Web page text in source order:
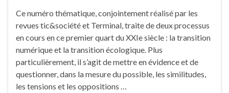
Ce numéro thématique, conjointement réalisé par les
revues tic&société et Terminal, traite de deux processus
en cours en ce premier quart du XXIe siècle : la transition
numérique et la transition écologique. Plus
particulièrement, il s’agit de mettre en évidence et de
questionner, dans la mesure du possible, les similitudes,
les tensions et les oppositions …